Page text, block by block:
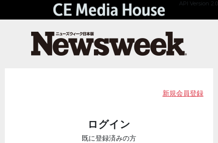
API Version 2.0
新規会員登録
ログイン
既に登録済みの方